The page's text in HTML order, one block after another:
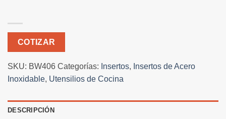
COTIZAR
SKU: BW406 Categorías: Insertos, Insertos de Acero
Inoxidable, Utensilios de Cocina
DESCRIPCIÓN